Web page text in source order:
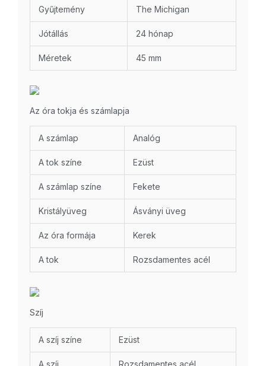
Gyűjtemény The Michigan
Jótállás 24 hónap
Méretek 45 mm
Az óra tokja és számlapja
A számlap Analóg
A tok színe Ezüst
A számlap színe Fekete
Kristályüveg Ásványi üveg
Az óra formája Kerek
A tok Rozsdamentes acél
Szíj
A szíj színe Ezüst